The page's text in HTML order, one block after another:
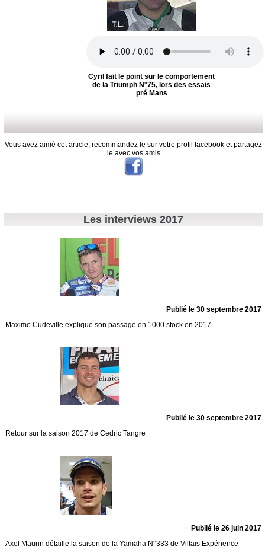
Cyril fait le point sur le comportement
de la Triumph N°75, lors des essais
pré Mans
Vous avez aimé cet article, recommandez le sur votre profil facebook et partagez
le avec vos amis
Les interviews 2017
Publié le 30 septembre 2017
Maxime Cudeville explique son passage en 1000 stock en 2017
Publié le 30 septembre 2017
Retour sur la saison 2017 de Cedric Tangre
Publié le 26 juin 2017
Axel Maurin détaille la saison de la Yamaha N°333 de Viltaïs Expérience